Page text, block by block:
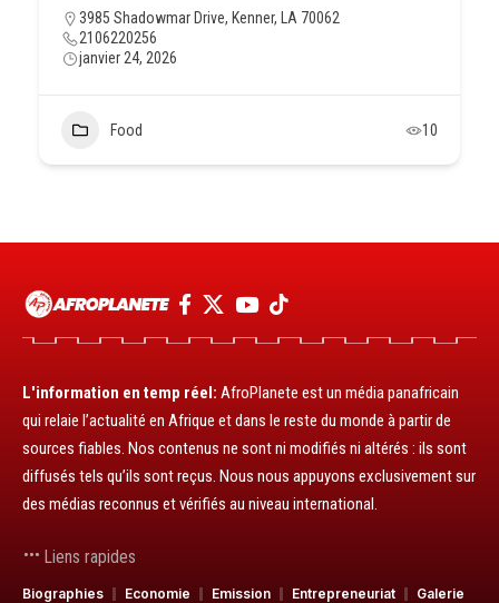
3985 Shadowmar Drive, Kenner, LA 70062
2106220256
janvier 24, 2026
Food 10
L'information en temp réel: AfroPlanete est un média panafricain
qui relaie l’actualité en Afrique et dans le reste du monde à partir de
sources fiables. Nos contenus ne sont ni modifiés ni altérés : ils sont
diffusés tels qu’ils sont reçus. Nous nous appuyons exclusivement sur
des médias reconnus et vérifiés au niveau international.
Liens rapides
Biographies Economie Emission Entrepreneuriat Galerie